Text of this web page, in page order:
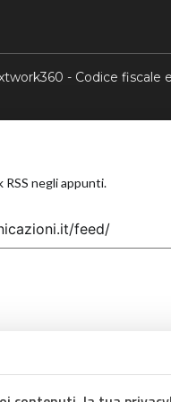
- Codice fiscale
RSS negli appunti.
negli appunti.